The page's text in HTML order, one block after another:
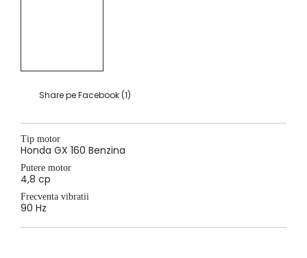
Share pe Facebook (1)
Tip motor
Honda GX 160 Benzina
Putere motor
4,8 cp
Frecventa vibratii
90 Hz